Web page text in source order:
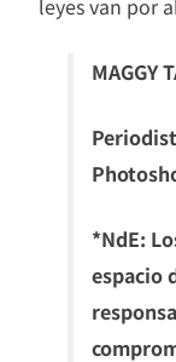
leyes van por
MAGGY
*NdE:
espacio